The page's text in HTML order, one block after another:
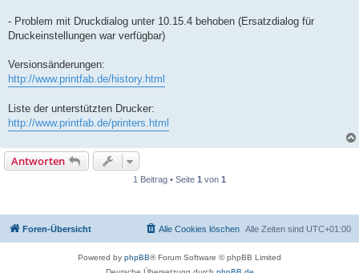
- Problem mit Druckdialog unter 10.15.4 behoben (Ersatzdialog für
Druckeinstellungen war verfügbar)
Versionsänderungen:
http://www.printfab.de/history.html
Liste der unterstützten Drucker:
http://www.printfab.de/printers.html
Antworten
1 Beitrag • Seite 1 von 1
Foren-Übersicht Alle Zeiten sind UTC+01:00
Alle Cookies löschen
Powered by phpBB® Forum Software © phpBB Limited